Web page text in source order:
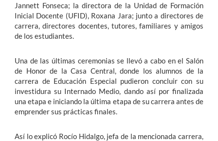
Jannett Fonseca; la directora de la Unidad de Formación
Inicial Docente (UFID), Roxana Jara; junto a directores de
carrera, directores docentes, tutores, familiares y amigos
de los estudiantes.
Una de las últimas ceremonias se llevó a cabo en el Salón
de Honor de la Casa Central, donde los alumnos de la
carrera de Educación Especial pudieron concluir con su
investidura su Internado Medio, dando así por finalizada
una etapa e iniciando la última etapa de su carrera antes de
emprender sus prácticas finales.
Así lo explicó Rocío Hidalgo, jefa de la mencionada carrera,